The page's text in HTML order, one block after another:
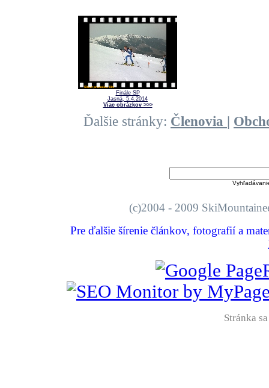
Finále SP
Jasná, 5.4.2014
Viac obrázkov >>>
Ďalšie stránky: Členovia |
(c)2004 - 2009
Pre ďalšie šírenie článkov, fotografií a
Stránka